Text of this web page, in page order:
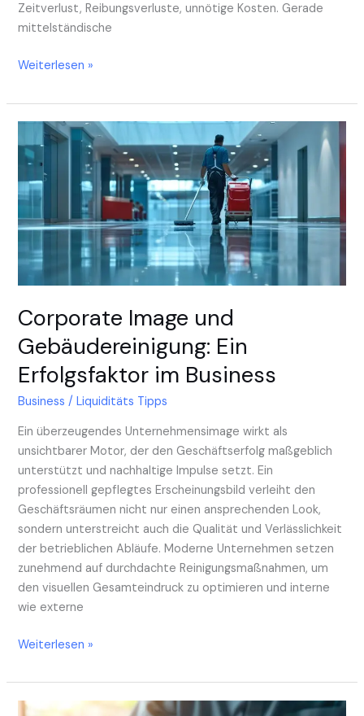
Zeitverlust, Reibungsverluste, unnötige Kosten. Gerade
mittelständische
Weiterlesen »
Corporate Image und
Gebäudereinigung: Ein
Erfolgsfaktor im Business
Business /Liquiditäts Tipps
Ein überzeugendes Unternehmensimage wirkt als
unsichtbarer Motor, der den Geschäftserfolg maßgeblich
unterstützt und nachhaltige Impulse setzt. Ein
professionell gepflegtes Erscheinungsbild verleiht den
Geschäftsräumen nicht nur einen ansprechenden Look,
sondern unterstreicht auch die Qualität und Verlässlichkeit
der betrieblichen Abläufe. Moderne Unternehmen setzen
zunehmend auf durchdachte Reinigungsmaßnahmen, um
den visuellen Gesamteindruck zu optimieren und interne
wie externe
Corporate
Image
und
Gebäudereinigung:
Erfolgsfaktor
Business
Weiterlesen »
Effiziente